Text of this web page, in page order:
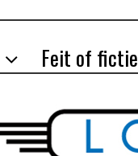
Feit of fictie